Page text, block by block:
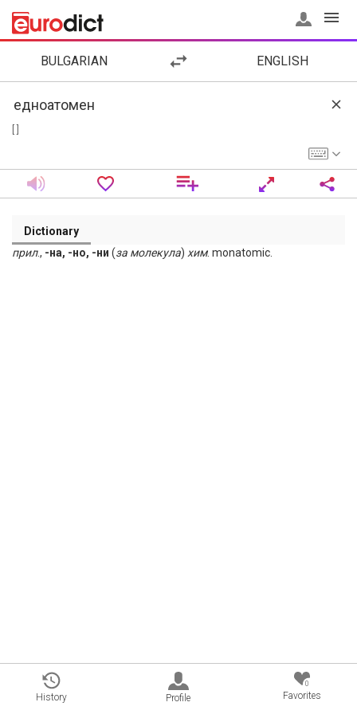
BULGARIAN ENGLISH
Dictionary
прил., -на, -но, -ни (за молекула) хим. monatomic.
History Profile
0
Favorites